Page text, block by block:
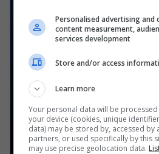
Personalised advertising
content measurement,
services development
Store and/or access
Learn more
Your personal data will be
your device (cookies, unique
data) may be stored by, accessed by
partners, or used specifically by this
may use precise geolocation data.